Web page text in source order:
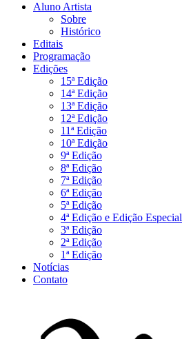
Aluno Artista
Sobre
Histórico
Editais
Programação
Edições
15ª Edição
14ª Edição
13ª Edição
12ª Edição
11ª Edição
10ª Edição
9ª Edição
8ª Edição
7ª Edição
6ª Edição
5ª Edição
4ª Edição e Edição Especial
3ª Edição
2ª Edição
1ª Edição
Notícias
Contato